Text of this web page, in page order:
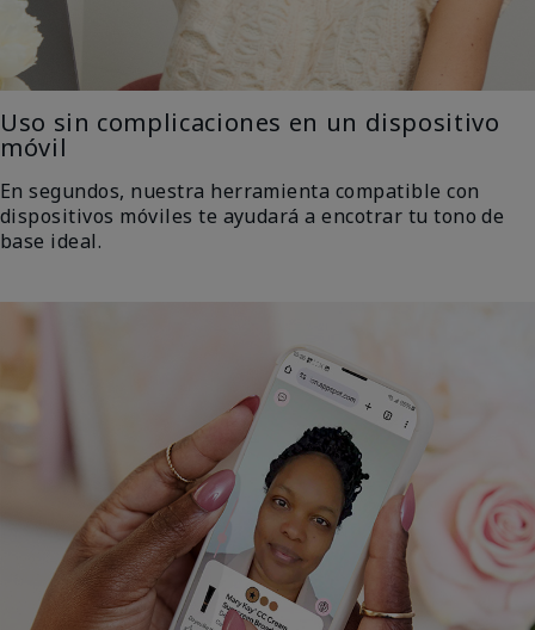
Uso sin complicaciones en un dispositivo
móvil
En segundos, nuestra herramienta compatible con
dispositivos móviles te ayudará a encotrar tu tono de
base ideal.